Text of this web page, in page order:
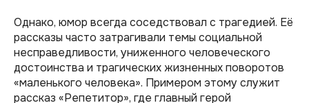
Однако, юмор всегда соседствовал с трагедией. Её
рассказы часто затрагивали темы социальной
несправедливости, униженного человеческого
достоинства и трагических жизненных поворотов
«маленького человека». Примером этому служит
рассказ «Репетитор», где главный герой